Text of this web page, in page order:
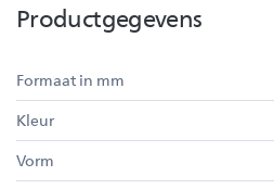
Productgegevens
Formaat in mm
Kleur
Vorm